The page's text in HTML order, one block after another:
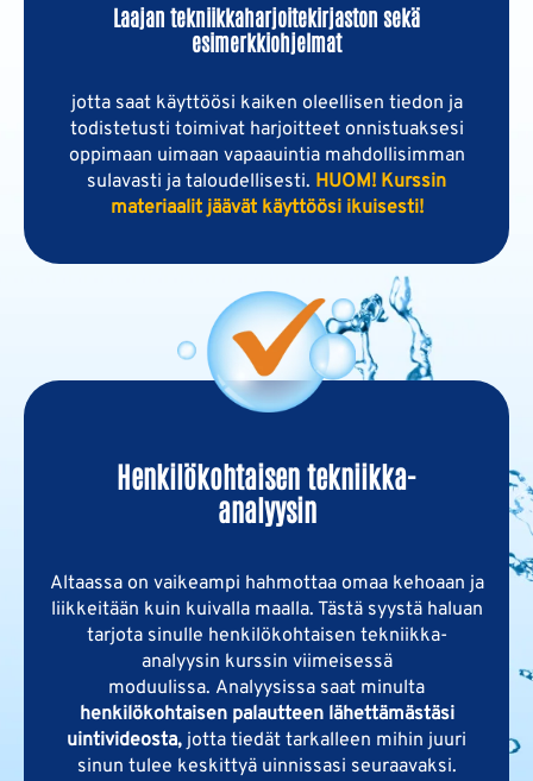
Laajan tekniikkaharjoitekirjaston sekä
esimerkkiohjelmat
jotta saat käyttöösi kaiken oleellisen tiedon ja
todistetusti toimivat harjoitteet onnistuaksesi
oppimaan uimaan vapaauintia mahdollisimman
sulavasti ja taloudellisesti. HUOM! Kurssin
materiaalit jäävät käyttöösi ikuisesti!
Henkilökohtaisen tekniikka-
analyysin
Altaassa on vaikeampi hahmottaa omaa kehoaan ja
liikkeitään kuin kuivalla maalla. Tästä syystä haluan
tarjota sinulle henkilökohtaisen tekniikka-
analyysin kurssin viimeisessä
moduulissa. Analyysissa saat minulta
henkilökohtaisen palautteen lähettämästäsi
uintivideosta, jotta tiedät tarkalleen mihin juuri
sinun tulee keskittyä uinnissasi seuraavaksi.